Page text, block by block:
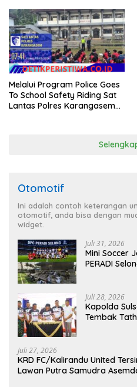
Siswi Sekolah
Melalui Program Police Goes
To School Safety Riding Sat
Lantas Polres Karangasem
Otomotif
Ini adalah contoh keterangan
otomotif, anda bisa dengan
widget.
Juli 31, 2026
Mini Soccer
PERADI
Juli 28, 2026
Kapolda
Tembak
Juli 27, 2026
KRD FC/Kalirandu United
Lawan Putra Samudra